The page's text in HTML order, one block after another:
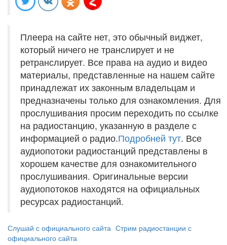
Плеера на сайте нет, это обычный виджет,
который ничего не транслирует и не
ретранслирует. Все права на аудио и видео
материалы, представленные на нашем сайте
принадлежат их законным владельцам и
предназначены только для ознакомления. Для
прослушивания просим переходить по ссылке
на радиостанцию, указанную в разделе с
информацией о радио.Подробней тут. Все
аудиопотоки радиостанций представлены в
хорошем качестве для ознакомительного
прослушивания. Оригинальные версии
аудиопотоков находятся на официальных
ресурсах радиостанций.
Слушай с официального сайта Стрим радиостанции с
официального сайта